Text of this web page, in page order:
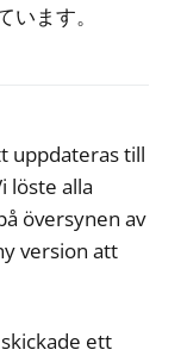
ます。
uppdateras till
löste alla
översynen av
version att
ett